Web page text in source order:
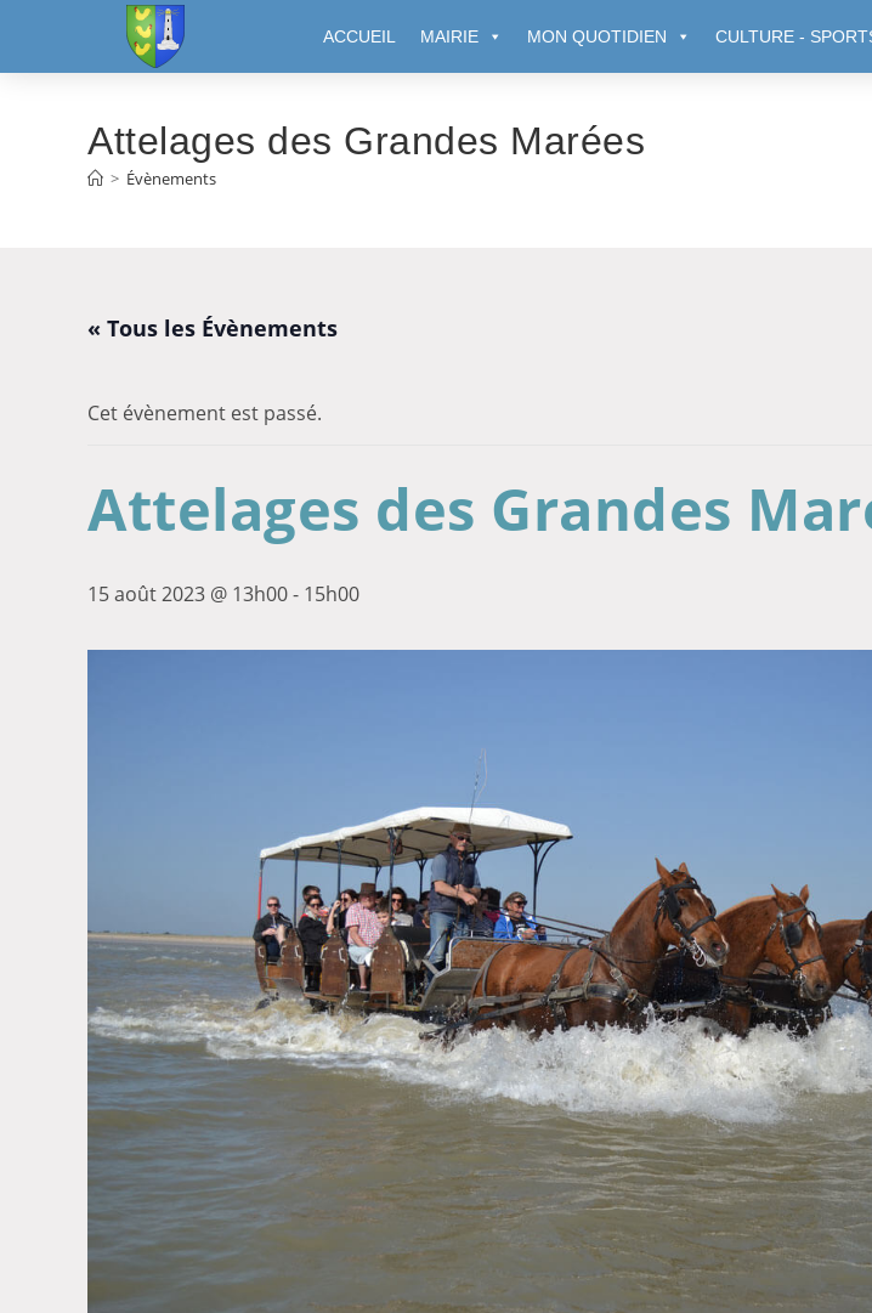
ACCUEIL MAIRIE MON QUOTIDIEN CULTURE -
Attelages des Grandes Marées
> Évènements
« Tous les Évènements
Cet évènement est passé.
Attelages des Grandes
15 août 2023 @ 13h00- 15h00
Cookies management panel